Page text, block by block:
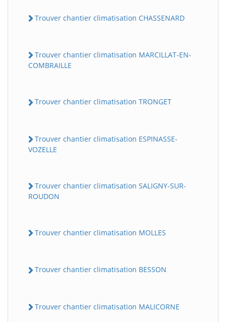
Trouver chantier climatisation CHASSENARD
Trouver chantier climatisation MARCILLAT-EN-
COMBRAILLE
Trouver chantier climatisation TRONGET
Trouver chantier climatisation ESPINASSE-
VOZELLE
Trouver chantier climatisation SALIGNY-SUR-
ROUDON
Trouver chantier climatisation MOLLES
Trouver chantier climatisation BESSON
Trouver chantier climatisation MALICORNE